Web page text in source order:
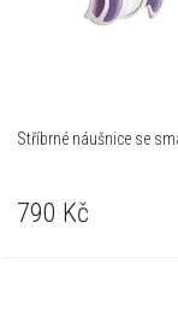
Stříbrné náušnice se
790 Kč